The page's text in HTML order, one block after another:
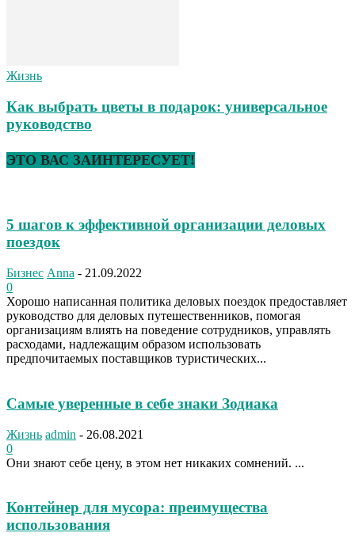
Жизнь
Как выбрать цветы в подарок: универсальное
руководство
ЭТО ВАС ЗАИНТЕРЕСУЕТ!
5 шагов к эффективной организации деловых
поездок
Бизнес Anna - 21.09.2022
0
Хорошо написанная политика деловых поездок предоставляет
руководство для деловых путешественников, помогая
организациям влиять на поведение сотрудников, управлять
расходами, надлежащим образом использовать
предпочитаемых поставщиков туристических...
Самые уверенные в себе знаки Зодиака
Жизнь admin - 26.08.2021
0
Они знают себе цену, в этом нет никаких сомнений. ...
Контейнер для мусора: преимущества
использования